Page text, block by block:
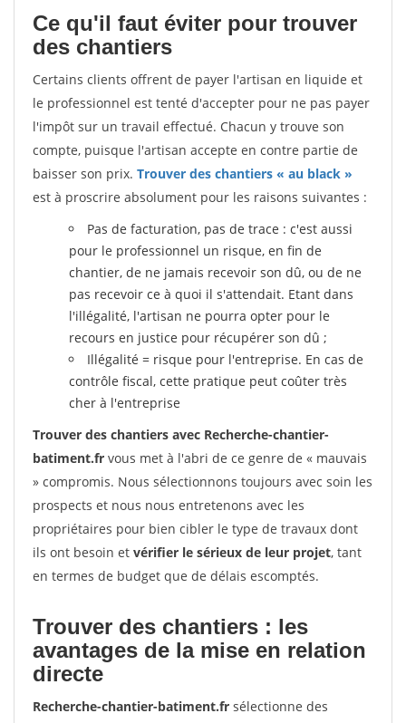
Ce qu'il faut éviter pour trouver
des chantiers
Certains clients offrent de payer l'artisan en liquide et
le professionnel est tenté d'accepter pour ne pas payer
l'impôt sur un travail effectué. Chacun y trouve son
compte, puisque l'artisan accepte en contre partie de
baisser son prix. Trouver des chantiers « au black »
est à proscrire absolument pour les raisons suivantes :
Pas de facturation, pas de trace : c'est aussi
pour le professionnel un risque, en fin de
chantier, de ne jamais recevoir son dû, ou de ne
pas recevoir ce à quoi il s'attendait. Etant dans
l'illégalité, l'artisan ne pourra opter pour le
recours en justice pour récupérer son dû ;
Illégalité = risque pour l'entreprise. En cas de
contrôle fiscal, cette pratique peut coûter très
cher à l'entreprise
Trouver des chantiers avec Recherche-chantier-
batiment.fr vous met à l'abri de ce genre de « mauvais
» compromis. Nous sélectionnons toujours avec soin les
prospects et nous nous entretenons avec les
propriétaires pour bien cibler le type de travaux dont
ils ont besoin et vérifier le sérieux de leur projet, tant
en termes de budget que de délais escomptés.
Trouver des chantiers : les
avantages de la mise en relation
directe
Recherche-chantier-batiment.fr sélectionne des